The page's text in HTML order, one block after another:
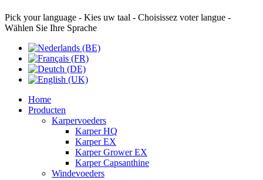
Pick your language - Kies uw taal - Choisissez voter langue -
Wählen Sie Ihre Sprache
Home
Producten
Karpervoeders
Karper HQ
Karper EX
Karper Grower EX
Karper Capsanthine
Windevoeders